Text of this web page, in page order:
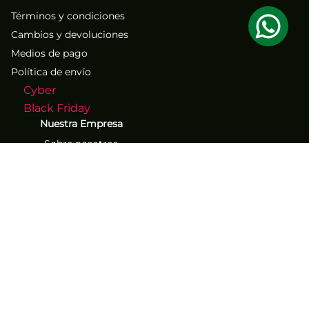
Términos y condiciones
Cambios y devoluciones
Medios de pago
Política de envío
Cyber
Black Friday
Nuestra Empresa
Sobre nosotros